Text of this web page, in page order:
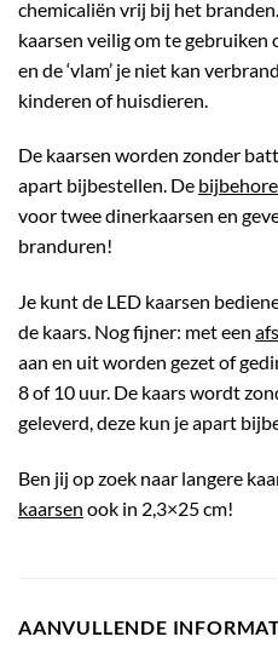
chemicaliën vrij bij het
kaarsen veilig om te gebruiken
en de ‘vlam’ je niet kan
kinderen of huisdieren.
De kaarsen worden zonder
apart bijbestellen. De
voor twee dinerkaarsen en
branduren!
Je kunt de LED kaarsen
de kaars. Nog fijner: met een
aan en uit worden gezet of
8 of 10 uur. De kaars wordt
geleverd, deze kun je apart
Ben jij op zoek naar langere
kaarsen ook in 2,3×25 cm!
AANVULLENDE